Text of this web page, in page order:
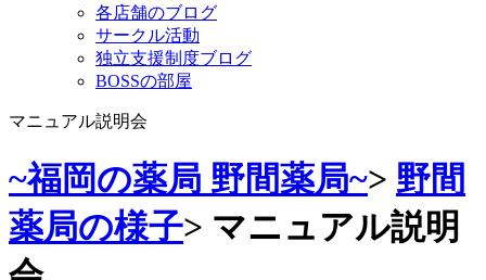
各店舗のブログ
サークル活動
独立支援制度ブログ
BOSSの部屋
マニュアル説明会
~福岡の薬局 野間薬局~> 野間
薬局の様子> マニュアル説明